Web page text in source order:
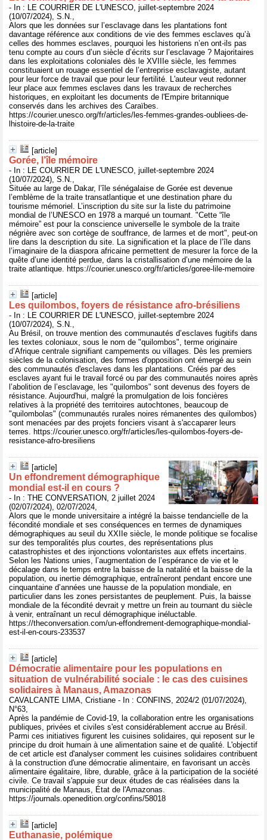
- In : LE COURRIER DE L'UNESCO, juillet-septembre 2024
(10/07/2024), S.N.,
Alors que les données sur l’esclavage dans les plantations font
davantage référence aux conditions de vie des femmes esclaves qu’à
celles des hommes esclaves, pourquoi les historiens n’en ont-ils pas
tenu compte au cours d’un siècle d’écrits sur l’esclavage ? Majoritaires
dans les exploitations coloniales dès le XVIIIe siècle, les femmes
constituaient un rouage essentiel de l’entreprise esclavagiste, autant
pour leur force de travail que pour leur fertilité. L'auteur veut redonner
leur place aux femmes esclaves dans les travaux de recherches
historiques, en exploitant les documents de l'Empire britannique
conservés dans les archives des Caraïbes.
https://courier.unesco.org/fr/articles/les-femmes-grandes-oubliees-de-
lhistoire-de-la-traite
[article]
Gorée, l’île mémoire
- In : LE COURRIER DE L'UNESCO, juillet-septembre 2024
(10/07/2024), S.N.,
Située au large de Dakar, l’île sénégalaise de Gorée est devenue
l’emblème de la traite transatlantique et une destination phare du
tourisme mémoriel. L’inscription du site sur la liste du patrimoine
mondial de l’UNESCO en 1978 a marqué un tournant. "Cette “île
mémoire” est pour la conscience universelle le symbole de la traite
négrière avec son cortège de souffrance, de larmes et de mort", peut-on
lire dans la description du site. La signification et la place de l’île dans
l’imaginaire de la diaspora africaine permettent de mesurer la force de la
quête d’une identité perdue, dans la cristallisation d’une mémoire de la
traite atlantique. https://courier.unesco.org/fr/articles/goree-lile-memoire
[article]
Les quilombos, foyers de résistance afro-brésiliens
- In : LE COURRIER DE L'UNESCO, juillet-septembre 2024
(10/07/2024), S.N.,
Au Brésil, on trouve mention des communautés d’esclaves fugitifs dans
les textes coloniaux, sous le nom de "quilombos", terme originaire
d’Afrique centrale signifiant campements ou villages. Dès les premiers
siècles de la colonisation, des formes d'opposition ont émergé au sein
des communautés d'esclaves dans les plantations. Créés par des
esclaves ayant fui le travail forcé ou par des communautés noires après
l’abolition de l’esclavage, les "quilombos" sont devenus des foyers de
résistance. Aujourd'hui, malgré la promulgation de lois foncières
relatives à la propriété des territoires autochtones, beaucoup de
"quilombolas" (communautés rurales noires rémanentes des quilombos)
sont menacées par des projets fonciers visant à s'accaparer leurs
terres. https://courier.unesco.org/fr/articles/les-quilombos-foyers-de-
resistance-afro-bresiliens
[article]
Un effondrement démographique
mondial est-il en cours ?
- In : THE CONVERSATION, 2 juillet 2024
(02/07/2024), 02/07/2024,
Alors que le monde universitaire a intégré la baisse tendancielle de la
fécondité mondiale et ses conséquences en termes de dynamiques
démographiques au seuil du XXIIe siècle, le monde politique se focalise
sur des temporalités plus courtes, des représentations plus
catastrophistes et des injonctions volontaristes aux effets incertains.
Selon les Nations unies, l’augmentation de l’espérance de vie et le
décalage dans le temps entre la baisse de la natalité et la baisse de la
population, ou inertie démographique, entraîneront pendant encore une
cinquantaine d’années une hausse de la population mondiale, en
particulier dans les zones persistantes de peuplement. Puis, la baisse
mondiale de la fécondité devrait y mettre un frein au tournant du siècle
à venir, entraînant un recul démographique inéluctable.
https://theconversation.com/un-effondrement-demographique-mondial-
est-il-en-cours-233537
[article]
Démocratie alimentaire pour les populations en
situation de vulnérabilité sociale : le cas des cuisines
solidaires à Manaus, Amazonas
CAVALCANTE LIMA, Cristiane - In : CONFINS, 2024/2 (01/07/2024),
N°63,
Après la pandémie de Covid-19, la collaboration entre les organisations
publiques, privées et civiles s'est considérablement accrue au Brésil.
Parmi ces initiatives figurent les cuisines solidaires, qui reposent sur le
principe du droit humain à une alimentation saine et de qualité. L'objectif
de cet article est d'analyser comment les cuisines solidaires contribuent
à la construction d'une démocratie alimentaire, en favorisant un accès
alimentaire égalitaire, libre, durable, grâce à la participation de la société
civile. Ce travail s'appuie sur deux études de cas réalisées dans la
municipalité de Manaus, État de l'Amazonas.
https://journals.openedition.org/confins/58018
[article]
Euthanasie, polémique